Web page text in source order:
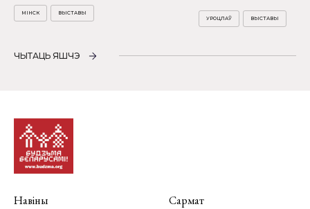
МІНСК ВЫСТАВЫ
УРОЦЛАЎ ВЫСТАВЫ
ЧЫТАЦЬ ЯШЧЭ
Навіны
Сармат